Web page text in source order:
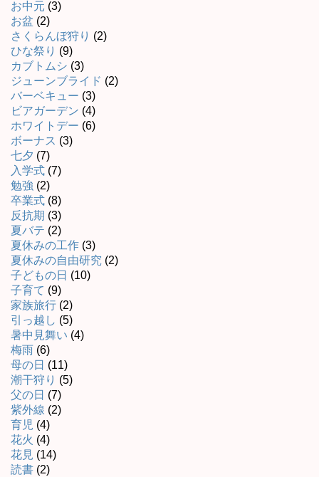
お中元 (3)
お盆 (2)
さくらんぼ狩り (2)
ひな祭り (9)
カブトムシ (3)
ジューンブライド (2)
バーベキュー (3)
ビアガーデン (4)
ホワイトデー (6)
ボーナス (3)
七夕 (7)
入学式 (7)
勉強 (2)
卒業式 (8)
反抗期 (3)
夏バテ (2)
夏休みの工作 (3)
夏休みの自由研究 (2)
子どもの日 (10)
子育て (9)
家族旅行 (2)
引っ越し (5)
暑中見舞い (4)
梅雨 (6)
母の日 (11)
潮干狩り (5)
父の日 (7)
紫外線 (2)
育児 (4)
花火 (4)
花見 (14)
読書 (2)